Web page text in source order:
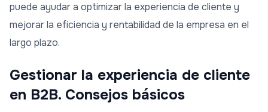
puede ayudar a optimizar la experiencia de cliente y
mejorar la eficiencia y rentabilidad de la empresa en el
largo plazo.
Gestionar la experiencia de cliente
en B2B. Consejos básicos